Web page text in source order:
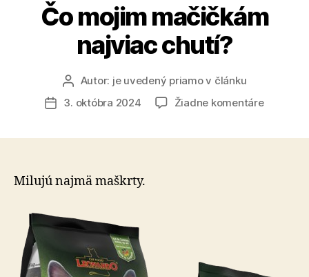
Čo mojim mačičkám
najviac chutí?
Autor
článku
Autor: je uvedený priamo v článku
Dátum
3. októbra 2024 Žiadne komentárena
Milujú najmä maškrty.